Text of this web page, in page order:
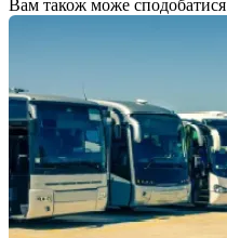
Вам також може сподобатися